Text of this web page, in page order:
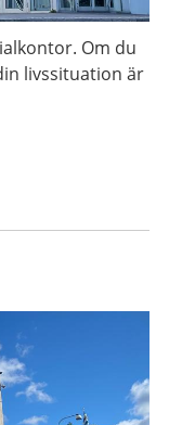
Om du
livssituation är